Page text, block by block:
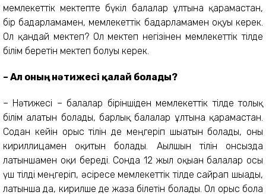
мемлекеттік мектепте бүкіл балалар ұлтына қарамастан,
бір бағдарламамен, мемлекеттік бағдарламамен оқуы керек.
Ол қандай мектеп? Ол мектеп негізінен мемлекеттік тілде
білім беретін мектеп болуы керек.
– Ал оның нәтижесі қалай болады?
– Нәтижесі – балалар біріншіден мемлекеттік тілде толық
білім алатын болады, барлық балалар ұлтына қарамастан.
Содан кейін орыс тілін де меңгеріп шығатын болады, оны
кириллицамен оқитын болады. Ағылшын тілін онсызда
латыншамен оқи береді. Сонда 12 жыл оқыған балалар осы
үш тілді меңгеріп, әсіресе мемлекеттік тілде сайрап шығады,
латынша да, кирилше де жаза білетін болады. Ол орыс бола